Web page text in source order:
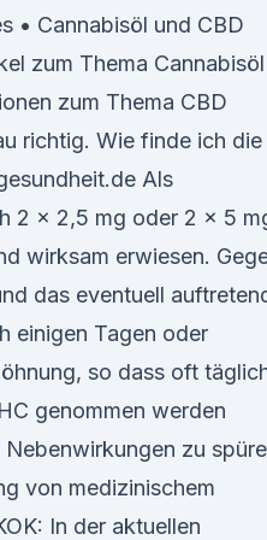
• Cannabisöl und CBD
zum Thema Cannabisöl
zum Thema CBD
richtig. Wie finde ich die
Als
2 x 2,5 mg oder 2 x 5
wirksam erwiesen.
das eventuell
einigen Tagen oder
so dass oft
genommen werden
zu
von medizinischem
In der aktuellen